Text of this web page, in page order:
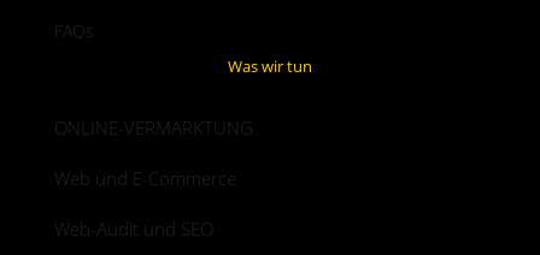
FAQs
Was wir tun
ONLINE-VERMARKTUNG
Web und E-Commerce
Web-Audit und SEO